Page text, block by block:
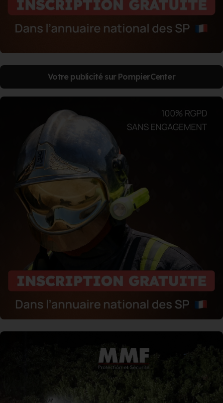
Votre publicité sur PompierCenter